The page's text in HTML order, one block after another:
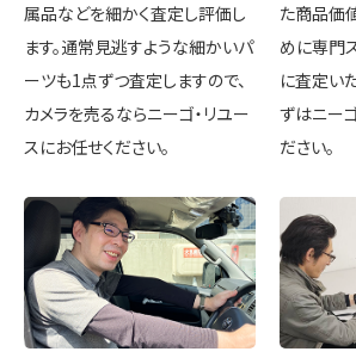
属品などを細かく査定し評価し
ます。通常見逃すような細かいパ
ーツも1点ずつ査定しますので、
カメラを売るならニーゴ・リユー
スにお任せください。
た商品価
めに専門
に査定い
ずはニー
ださい。